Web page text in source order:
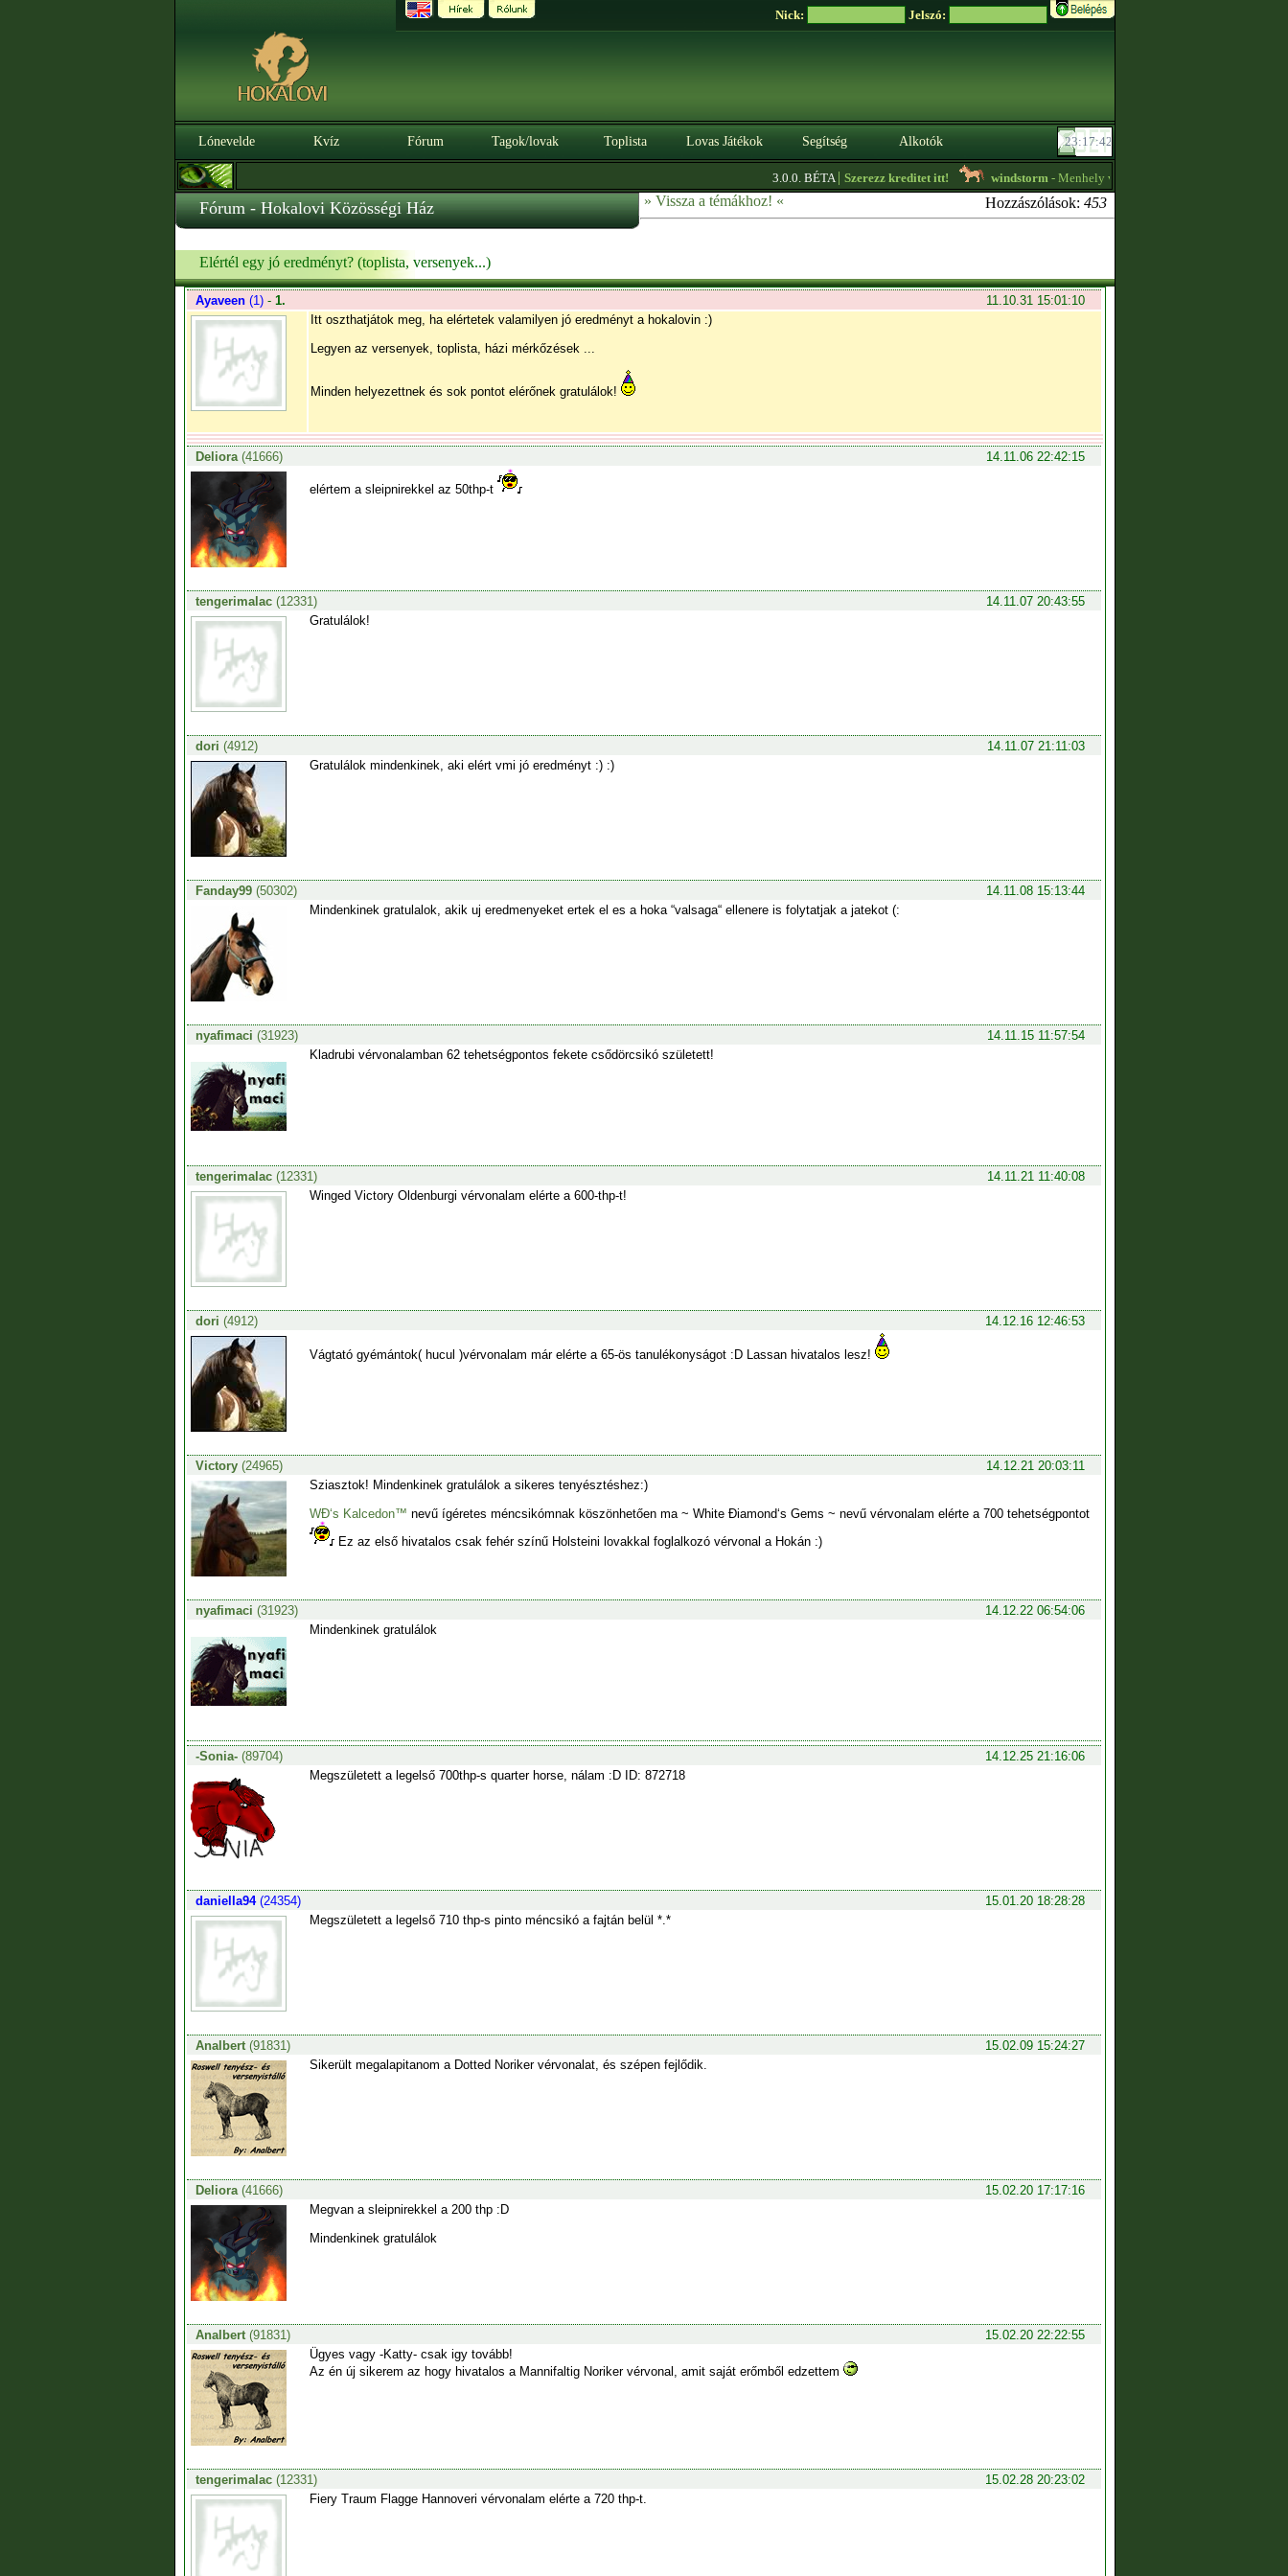
Nick: Jelszó:
Lónevelde Kvíz Fórum Tagok/lovak Toplista Lovas Játékok Segítség Alkotók
3.0.0. BÉTA|Szerezz kreditet itt! windstorm- Menhely vagyok, lovakat befogadok, illetve
Fórum - Hokalovi Közösségi Ház » Vissza a témákhoz! « Hozzászólások: 453
Elértél egy jó eredményt? (toplista, versenyek...)
Ayaveen(1) - 1.
11.10.31 15:01:10
Itt oszthatjátok meg, ha elértetek valamilyen jó eredményt a hokalovin :)
Legyen az versenyek, toplista, házi mérkőzések ...
Minden helyezettnek és sok pontot elérőnek gratulálok!
Deliora(41666) 14.11.06 22:42:15
elértem a sleipnirekkel az 50thp-t
tengerimalac(12331)
14.11.07 20:43:55
Gratulálok!
dori (4912)
14.11.07 21:11:03
Gratulálok mindenkinek, aki elért vmi jó eredményt :) :)
Fanday99(50302)
14.11.08 15:13:44
Mindenkinek gratulalok, akik uj eredmenyeket ertek el es a hoka “valsaga“ ellenere is folytatjak a jatekot (:
nyafimaci (31923)
14.11.15 11:57:54
Kladrubi vérvonalamban 62 tehetségpontos fekete csődörcsikó született!
tengerimalac(12331)
14.11.21 11:40:08
Winged Victory Oldenburgi vérvonalam elérte a 600-thp-t!
dori (4912) 14.12.16 12:46:53
Vágtató gyémántok( hucul )vérvonalam már elérte a 65-ös tanulékonyságot :D Lassan hivatalos lesz!
Victory(24965)
14.12.21 20:03:11
Sziasztok! Mindenkinek gratulálok a sikeres tenyésztéshez:)
WĐ‘s Kalcedon™ nevű ígéretes méncsikómnak köszönhetően ma ~ White Điamond‘s Gems ~ nevű vérvonalam elérte a 700 tehetségpontot
Ez az első hivatalos csak fehér színű Holsteini lovakkal foglalkozó vérvonal a Hokán :)
nyafimaci (31923)
14.12.22 06:54:06
Mindenkinek gratulálok
-Sonia-(89704)
14.12.25 21:16:06
Megszületett a legelső 700thp-s quarter horse, nálam :D ID: 872718
daniella94(24354)
15.01.20 18:28:28
Megszületett a legelső 710 thp-s pinto méncsikó a fajtán belül *.*
Analbert(91831)
15.02.09 15:24:27
Sikerült megalapitanom a Dotted Noriker vérvonalat, és szépen fejlődik.
Deliora(41666)
15.02.20 17:17:16
Megvan a sleipnirekkel a 200 thp :D
Mindenkinek gratulálok
Analbert(91831)
15.02.20 22:22:55
Ügyes vagy -Katty- csak igy tovább!
Az én új sikerem az hogy hivatalos a Mannifaltig Noriker vérvonal, amit saját erőmből edzettem
tengerimalac(12331)
15.02.28 20:23:02
Fiery Traum Flagge Hannoveri vérvonalam elérte a 720 thp-t.